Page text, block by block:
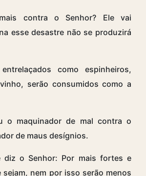
contra o Senhor? Ele vai
esse desastre não se produzirá
como espinheiros,
serão consumidos como a
o maquinador de mal contra o
de maus desígnios.
o Senhor: Por mais fortes e
sejam, nem por isso serão menos